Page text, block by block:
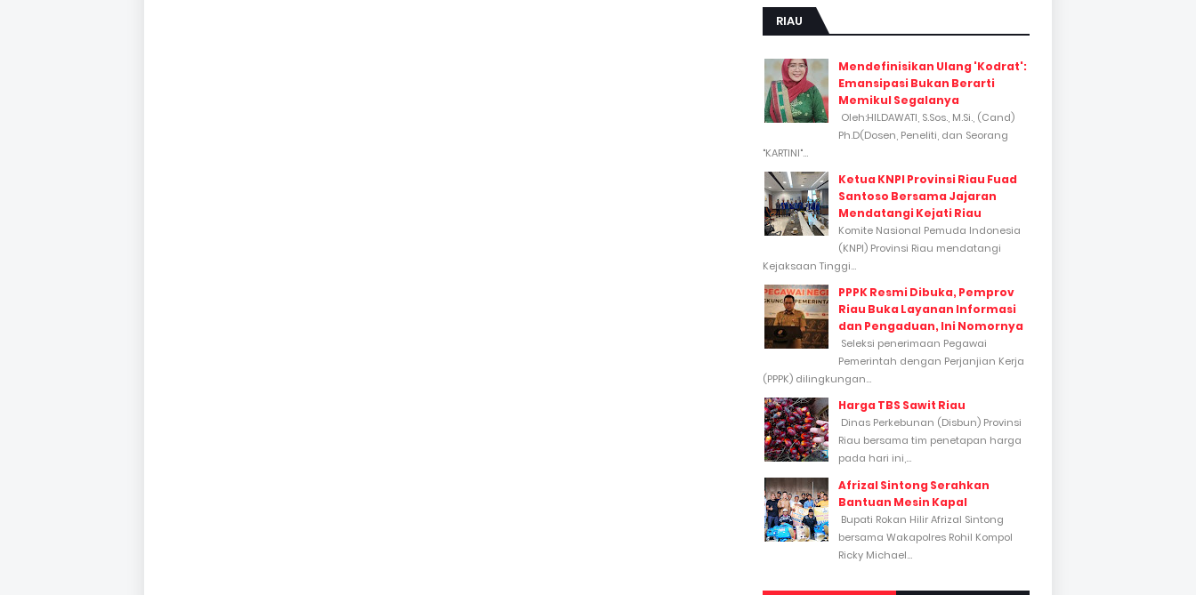
RIAU
Mendefinisikan Ulang 'Kodrat':
Emansipasi Bukan Berarti
Memikul Segalanya
Oleh:HILDAWATI, S.Sos., M.Si., (Cand)
Ph.D(Dosen, Peneliti, dan Seorang
"KARTINI"...
Ketua KNPI Provinsi Riau Fuad
Santoso Bersama Jajaran
Mendatangi Kejati Riau
Komite Nasional Pemuda Indonesia
(KNPI) Provinsi Riau mendatangi
Kejaksaan Tinggi...
PPPK Resmi Dibuka, Pemprov
Riau Buka Layanan Informasi
dan Pengaduan, Ini Nomornya
Seleksi penerimaan Pegawai
Pemerintah dengan Perjanjian Kerja
(PPPK) dilingkungan...
Harga TBS Sawit Riau
Dinas Perkebunan (Disbun) Provinsi
Riau bersama tim penetapan harga
pada hari ini,...
Afrizal Sintong Serahkan
Bantuan Mesin Kapal
Bupati Rokan Hilir Afrizal Sintong
bersama Wakapolres Rohil Kompol
Ricky Michael...